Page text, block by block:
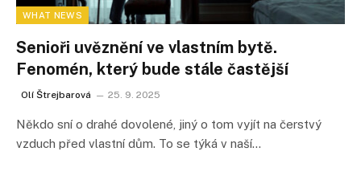
WHAT NEWS
Senioři uvěznění ve vlastním bytě.
Fenomén, který bude stále častější
Olí Štrejbarová 25. 9. 2025
Někdo sní o drahé dovolené, jiný o tom vyjít na čerstvý
vzduch před vlastní dům. To se týká v naší…